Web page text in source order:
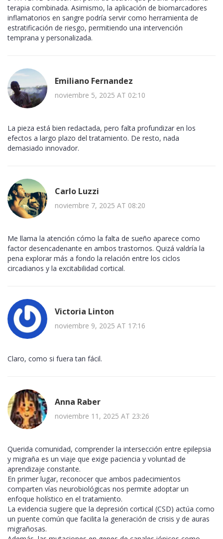
terapia combinada. Asimismo, la aplicación de biomarcadores
inflamatorios en sangre podría servir como herramienta de
estratificación de riesgo, permitiendo una intervención
temprana y personalizada.
Emiliano Fernandez
noviembre 5, 2025 AT 02:10
La pieza está bien redactada, pero falta profundizar en los
efectos a largo plazo del tratamiento. De resto, nada
demasiado innovador.
Carlo Luzzi
noviembre 7, 2025 AT 08:20
Me llama la atención cómo la falta de sueño aparece como
factor desencadenante en ambos trastornos. Quizá valdría la
pena explorar más a fondo la relación entre los ciclos
circadianos y la excitabilidad cortical.
Victoria Linton
noviembre 9, 2025 AT 17:16
Claro, como si fuera tan fácil.
Anna Raber
noviembre 11, 2025 AT 23:26
Querida comunidad, comprender la intersección entre epilepsia
y migraña es un viaje que exige paciencia y voluntad de
aprendizaje constante.
En primer lugar, reconocer que ambos padecimientos
comparten vías neurobiológicas nos permite adoptar un
enfoque holístico en el tratamiento.
La evidencia sugiere que la depresión cortical (CSD) actúa como
un puente común que facilita la generación de crisis y de auras
migrañosas.